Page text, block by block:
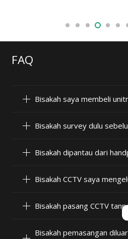
FAQ
Bisakah saya membeli
Bisakah survey dulu
Bisakah dipantau dari
Bisakah CCTV saya
Bisakah pasang CCTV
Bisakah pemasangan